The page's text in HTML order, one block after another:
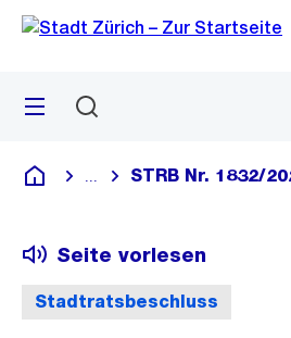
Navigation
Sprunglink
Menü
Deutsch
Blende alle Breadcrumbs ein
STRB Nr. 1832/
Stadtratsbeschluss
Seite vorlesen